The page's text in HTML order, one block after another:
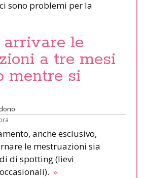
sono problemi per la
arrivare le
a tre mesi
mentre si
anche esclusivo,
le mestruazioni sia
di spotting (lievi
»